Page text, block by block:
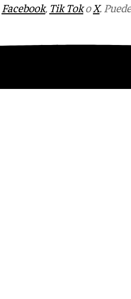
Facebook, Tik TokoX.